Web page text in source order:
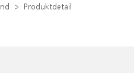
Produktdetail